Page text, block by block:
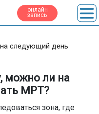
онлайн
запись
следующий день
можно ли на
МРТ?
зона, где